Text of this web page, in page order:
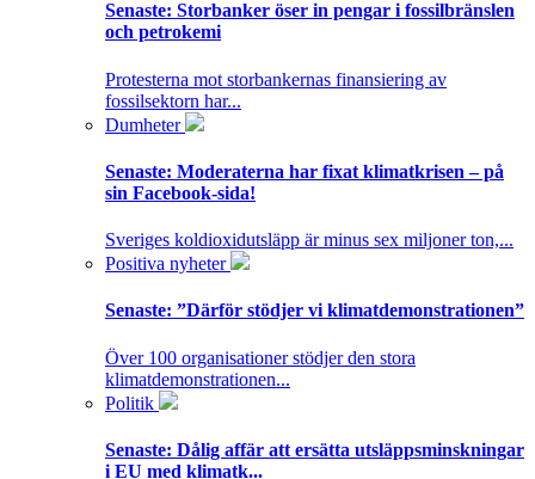
Senaste: Storbanker öser in pengar i fossilbränslen
och petrokemi
Protesterna mot storbankernas finansiering av
fossilsektorn har...
Dumheter
Senaste: Moderaterna har fixat klimatkrisen – på
sin Facebook-sida!
Sveriges koldioxidutsläpp är minus sex miljoner ton,...
Positiva nyheter
Senaste: ”Därför stödjer vi klimatdemonstrationen”
Över 100 organisationer stödjer den stora
klimatdemonstrationen...
Politik
Senaste: Dålig affär att ersätta utsläppsminskningar
i EU med klimatk...